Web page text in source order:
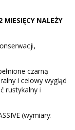
NALEŻY
czarną
i celowy wygląd
rustykalny i
(wymiary: